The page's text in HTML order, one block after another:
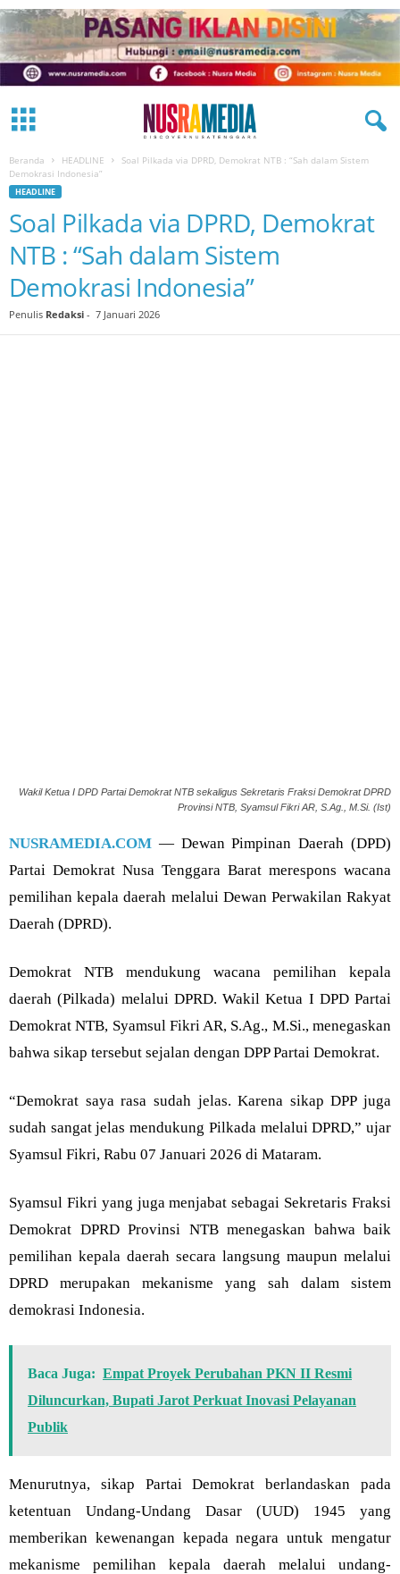
Beranda HEADLINE
Soal Pilkada via DPRD, Demokrat NTB : “Sah dalam Sistem
Demokrasi Indonesia”
HEADLINE
Soal Pilkada via DPRD, Demokrat
NTB : “Sah dalam Sistem
Demokrasi Indonesia”
Penulis Redaksi - 7 Januari 2026
Wakil Ketua I DPD Partai Demokrat NTB sekaligus Sekretaris Fraksi Demokrat DPRD
Provinsi NTB, Syamsul Fikri AR, S.Ag., M.Si. (Ist)
NUSRAMEDIA.COM — Dewan Pimpinan Daerah (DPD)
Partai Demokrat Nusa Tenggara Barat merespons wacana
pemilihan kepala daerah melalui Dewan Perwakilan Rakyat
Daerah (DPRD).
Demokrat NTB mendukung wacana pemilihan kepala
daerah (Pilkada) melalui DPRD. Wakil Ketua I DPD Partai
Demokrat NTB, Syamsul Fikri AR, S.Ag., M.Si., menegaskan
bahwa sikap tersebut sejalan dengan DPP Partai Demokrat.
“Demokrat saya rasa sudah jelas. Karena sikap DPP juga
sudah sangat jelas mendukung Pilkada melalui DPRD,” ujar
Syamsul Fikri, Rabu 07 Januari 2026 di Mataram.
Syamsul Fikri yang juga menjabat sebagai Sekretaris Fraksi
Demokrat DPRD Provinsi NTB menegaskan bahwa baik
pemilihan kepala daerah secara langsung maupun melalui
DPRD merupakan mekanisme yang sah dalam sistem
demokrasi Indonesia.
Baca Juga: Empat Proyek Perubahan PKN II Resmi
Diluncurkan, Bupati Jarot Perkuat Inovasi Pelayanan
Publik
Menurutnya, sikap Partai Demokrat berlandaskan pada
ketentuan Undang-Undang Dasar (UUD) 1945 yang
memberikan kewenangan kepada negara untuk mengatur
mekanisme pemilihan kepala daerah melalui undang-